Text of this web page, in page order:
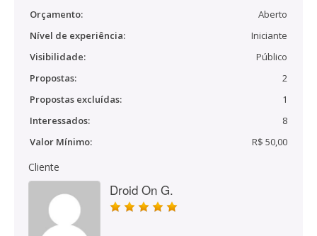
Orçamento:
Aberto
Nível de experiência:
Iniciante
Visibilidade:
Público
Propostas:
2
Propostas excluídas:
1
Interessados:
8
Valor Mínimo:
R$ 50,00
Cliente
Droid On G.